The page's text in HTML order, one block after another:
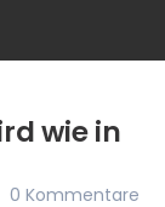
wie in
0 Kommentare